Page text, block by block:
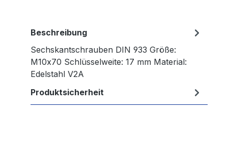
Beschreibung
Sechskantschrauben DIN 933 Größe:
M10x70 Schlüsselweite: 17 mm Material:
Edelstahl V2A
Produktsicherheit